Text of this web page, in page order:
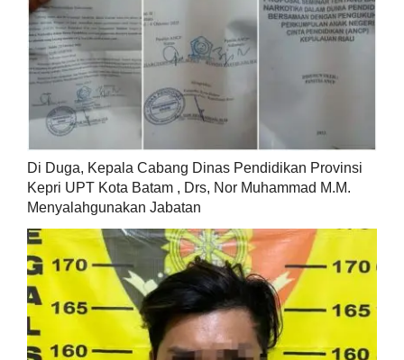
Di Duga, Kepala Cabang Dinas Pendidikan Provinsi
Kepri UPT Kota Batam , Drs, Nor Muhammad M.M.
Menyalahgunakan Jabatan